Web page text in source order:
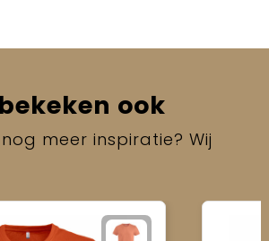
ook
meer inspiratie? Wij